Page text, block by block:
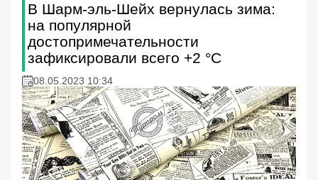
В Шарм-эль-Шейх вернулась зима:
на популярной
достопримечательности
зафиксировали всего +2 °C
08.05.2023 10:34